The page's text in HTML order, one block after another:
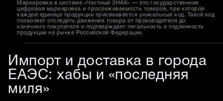
Маркировка в системе «Честный ЗНАК» — это государственная
цифровая маркировка и прослеживаемость товаров, при которой
каждой единице продукции присваивается уникальный код. Такой код
позволяет отследить движение товара от производителя до
конечного покупателя и подтверждает легальность и подлинность
продукции на рынке Российской Федерации.
Импорт и доставка в города
ЕАЭС: хабы и «последняя
миля»